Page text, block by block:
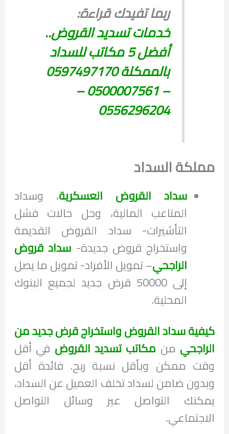
ربما تفيدك قراءة:
خدمات تسديد القروض..
أفضل 5 مكاتب للسداد
بالممكلة 0597497170
– 0500007561 –
0556296204
مملكة السداد
سداد القروض العسكرية، وسداد
المتاعب المالية، وحل حالات فشل
التأشيرات- سداد القروض القديمة
واستخراج قروض جديدة- سداد قروض
الراجحي– تمويل الأفراد- تمويل ما يصل
إلى 50000 قرض جديد لجميع البنوك
المحلية.
كيفية سداد القروض واستخراج قرض جديد من
الراجحي من مكاتب تسديد القروض في أقل
وقت ممكن وبأقل نسبة ربح. فائدة أقل
وبدون ضامن لسداد تخلف العميل عن السداد،
يمكنك التواصل عبر وسائل التواصل
الاجتماعي.